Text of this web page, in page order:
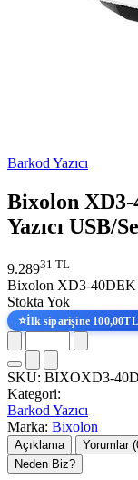
Barkod Yazıcı
Bixolon
Yazıcı USB/
9.28931 TL
Bixolon XD3-40DEK
Stokta Yok
⭐İlk siparişine
SKU: BIXOXD3-
Kategori:
Barkod Yazıcı
Marka: Bixolon
Açıklama Yorumlar
Neden Biz?